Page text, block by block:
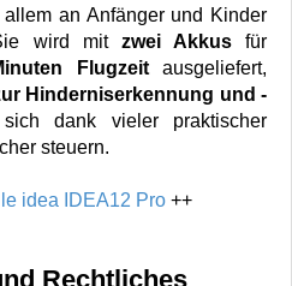
an Anfänger und Kinder
wird mit zwei Akkusfür
Flugzeitausgeliefert,
Hinderniserkennung und -
dank vieler praktischer
steuern.
le idea IDEA12 Pro ++
Rechtliches